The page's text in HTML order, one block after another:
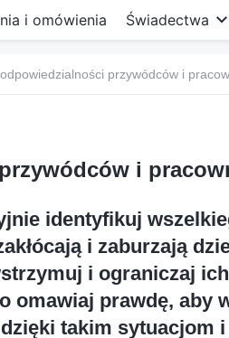
i omówienia Świadectwa
przywódców i
i
identyfikuj
i zaburzają
i ograniczaj ich
omawiaj prawdę, aby
takim sytuacjom